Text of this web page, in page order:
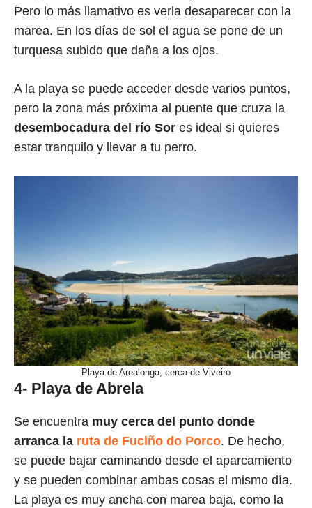
Pero lo más llamativo es verla desaparecer con la
marea. En los días de sol el agua se pone de un
turquesa subido que daña a los ojos.
A la playa se puede acceder desde varios puntos,
pero la zona más próxima al puente que cruza la
desembocadura del río Sor es ideal si quieres
estar tranquilo y llevar a tu perro.
Playa de Arealonga, cerca de Viveiro
4- Playa de Abrela
Se encuentra muy cerca del punto donde
arranca la ruta de Fuciño do Porco. De hecho,
se puede bajar caminando desde el aparcamiento
y se pueden combinar ambas cosas el mismo día.
La playa es muy ancha con marea baja, como la